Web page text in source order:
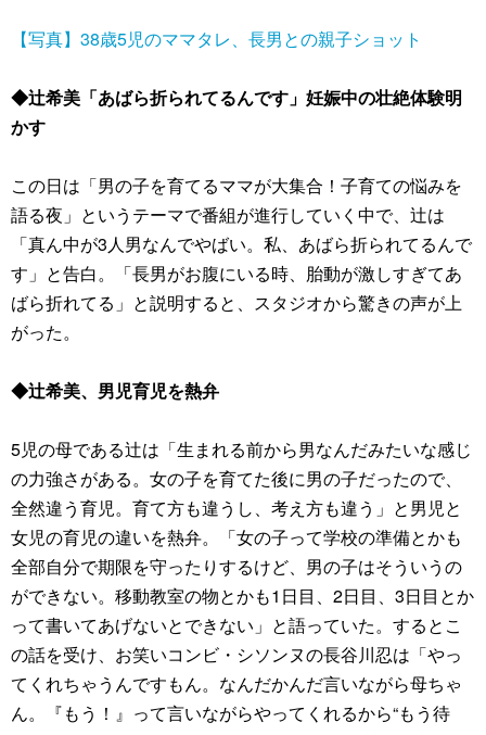
【写真】38歳5児のママタレ、長男との親子ショット
◆辻希美「あばら折られてるんです」妊娠中の壮絶体験明
かす
この日は「男の子を育てるママが大集合！子育ての悩みを
語る夜」というテーマで番組が進行していく中で、辻は
「真ん中が3人男なんでやばい。私、あばら折られてるんで
す」と告白。「長男がお腹にいる時、胎動が激しすぎてあ
ばら折れてる」と説明すると、スタジオから驚きの声が上
がった。
◆辻希美、男児育児を熱弁
5児の母である辻は「生まれる前から男なんだみたいな感じ
の力強さがある。女の子を育てた後に男の子だったので、
全然違う育児。育て方も違うし、考え方も違う」と男児と
女児の育児の違いを熱弁。「女の子って学校の準備とかも
全部自分で期限を守ったりするけど、男の子はそういうの
ができない。移動教室の物とかも1日目、2日目、3日目とか
って書いてあげないとできない」と語っていた。するとこ
の話を受け、お笑いコンビ・シソンヌの長谷川忍は「やっ
てくれちゃうんですもん。なんだかんだ言いながら母ちゃ
ん。『もう！』って言いながらやってくれるから“もう待